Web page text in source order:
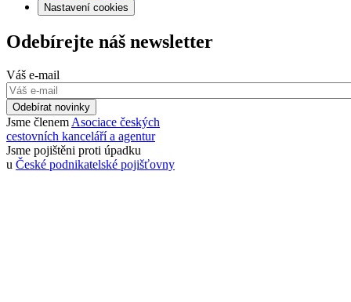
Nastavení cookies
Odebírejte náš newsletter
Váš e-mail
Odebírat novinky
Jsme členem Asociace českých
cestovních kanceláří a agentur
Jsme pojištěni proti úpadku
u České podnikatelské pojišťovny